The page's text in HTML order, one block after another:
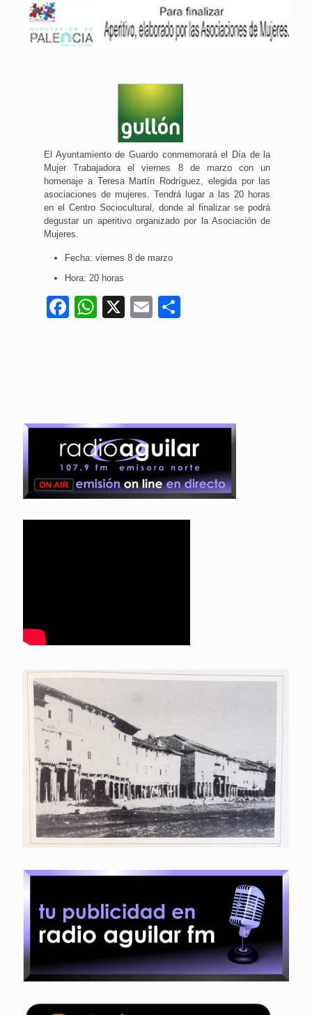
El Ayuntamiento de Guardo conmemorará el Día de la
Mujer Trabajadora el viernes 8 de marzo con un
homenaje a Teresa Martín Rodríguez, elegida por las
asociaciones de mujeres. Tendrá lugar a las 20 horas
en el Centro Sociocultural, donde al finalizar se podrá
degustar un aperitivo organizado por la Asociación de
Mujeres.
Fecha: viernes 8 de marzo
Hora: 20 horas
Facebook
WhatsApp
X Email